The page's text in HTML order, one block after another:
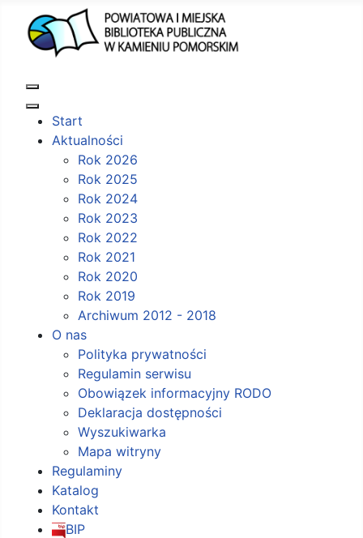
Start
Aktualności
Rok 2026
Rok 2025
Rok 2024
Rok 2023
Rok 2022
Rok 2021
Rok 2020
Rok 2019
Archiwum 2012 - 2018
O nas
Polityka prywatności
Regulamin serwisu
Obowiązek informacyjny RODO
Deklaracja dostępności
Wyszukiwarka
Mapa witryny
Regulaminy
Katalog
Kontakt
BIP